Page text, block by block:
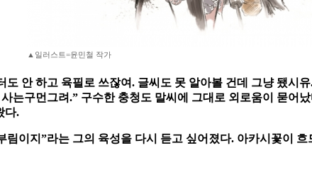
▲일러스트=윤민철 작가
안 하고 육필로 쓰잖여. 글씨도 못 알아볼 건데 그냥 됐시
는구먼그려.” 구수한 충청도 말씨에 그대로 외로움이 묻어
다.
이지”라는 그의 육성을 다시 듣고 싶어졌다. 아카시꽃이